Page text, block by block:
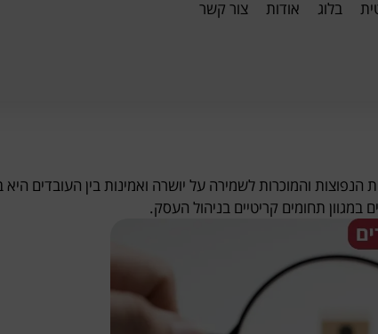
בלוג אודות צור קשר
והמוכרות לשמירה על יושרה ואמינות בין העובדים היא
במגוון תחומים קריטיים בניהול העסק.